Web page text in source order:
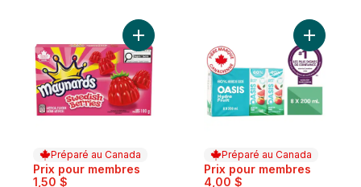
Préparé au Canada
Prix pour membres
1,50 $
Ajouter Swedish Berries Friandise,
Préparé au Canada
Prix pour membres
4,00 $
Ajouter